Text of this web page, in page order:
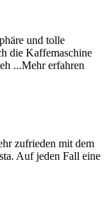
und tolle
die Kaffemaschine
...Mehr erfahren
zufrieden mit dem
Auf jeden Fall eine